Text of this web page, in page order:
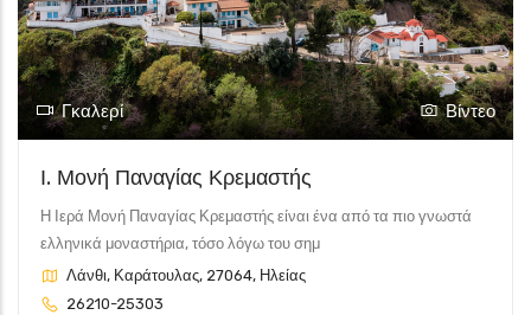
Γκαλερί Βίντεο
Ι. Μονή Παναγίας Κρεμαστής
Η Ιερά Μονή Παναγίας Κρεμαστής είναι ένα από τα πιο γνωστά
ελληνικά μοναστήρια, τόσο λόγω του σημ
Λάνθι, Καράτουλας, 27064, Ηλείας
26210-25303